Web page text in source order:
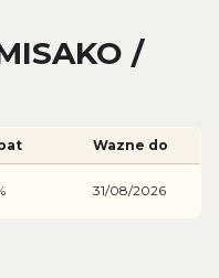
/
Wazne do
31/08/2026